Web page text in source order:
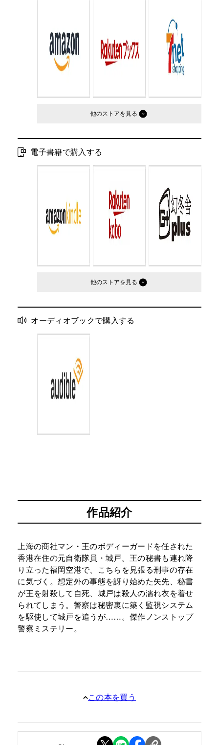
Cコード：
判型： 文庫判
他のストア
電子書籍で購入する
他のストア
オーディオブックで購入する
作品紹介
上海の商社マン・王のボディーガードを任された
香港在住の元自衛隊員・城戸。王の秘書も連れ降
り立った福岡空港で、こちらを見張る刑事の存在
に気づく。想定外の事態を訝り始めた矢先、秘書
が王を射殺して自死、城戸は殺人の濡れ衣を着せ
られてしまう。警察は秘密裏に築く監視システム
を駆使して城戸を追うが……。傑作ノンストップ
警察ミステリー。
この本を買う